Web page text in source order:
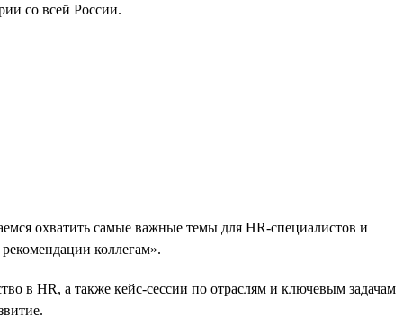
со всей России.
охватить самые важные темы для HR-специалистов и
коллегам».
в HR, а также кейс-сессии по отраслям и ключевым задачам